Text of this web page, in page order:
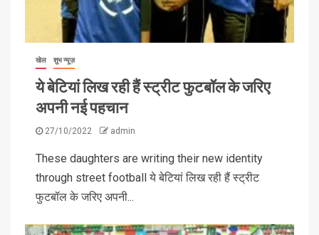
खेल शुभ न्यूज़
ये बेटियां लिख रही हैं स्ट्रीट फुटबॉल के जरिए
अपनी नई पहचान
27/10/2022 admin
These daughters are writing their new identity
through street football ये बेटियां लिख रही हैं स्ट्रीट
फुटबॉल के जरिए अपनी...